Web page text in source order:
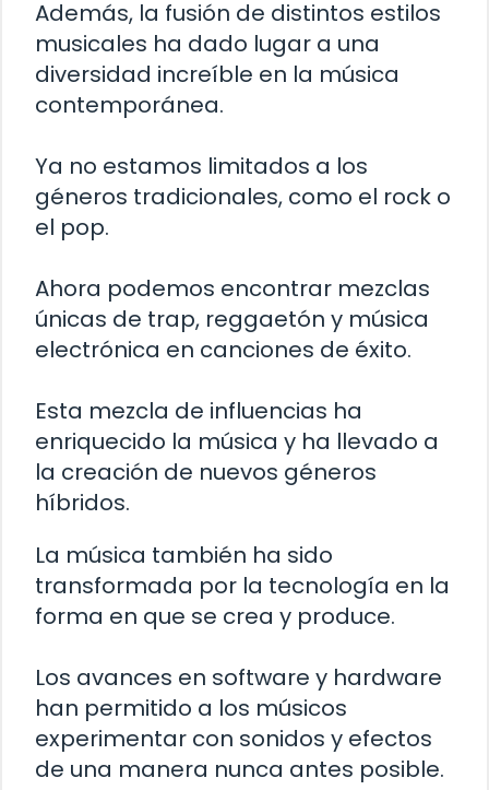
Además, la fusión de distintos estilos
musicales ha dado lugar a una
diversidad increíble en la música
contemporánea.
Ya no estamos limitados a los
géneros tradicionales, como el rock o
el pop.
Ahora podemos encontrar mezclas
únicas de trap, reggaetón y música
electrónica en canciones de éxito.
Esta mezcla de influencias ha
enriquecido la música y ha llevado a
la creación de nuevos géneros
híbridos.
La música también ha sido
transformada por la tecnología en la
forma en que se crea y produce.
Los avances en software y hardware
han permitido a los músicos
experimentar con sonidos y efectos
de una manera nunca antes posible.